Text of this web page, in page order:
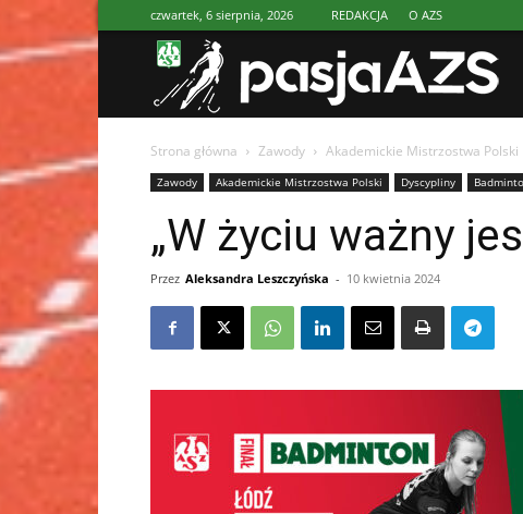
czwartek, 6 sierpnia, 2026 REDAKCJA O AZS
Strona główna Zawody Akademickie Mistrzostwa Polski
Zawody Akademickie Mistrzostwa Polski Dyscypliny
„W życiu ważny
Przez Aleksandra Leszczyńska - 10 kwietnia 2024